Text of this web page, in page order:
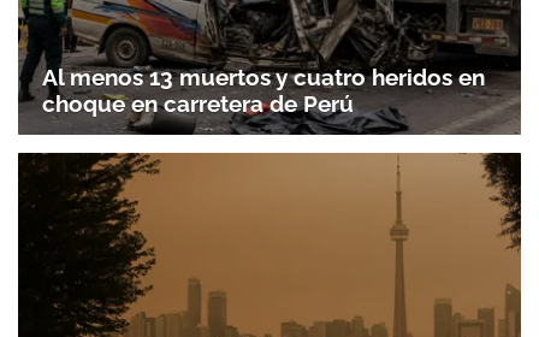
Al menos 13 muertos y cuatro heridos en
choque en carretera de Perú